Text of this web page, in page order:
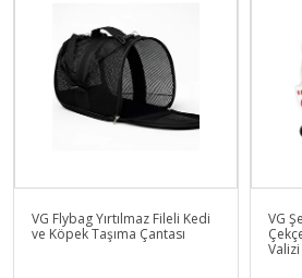
mağazası
gönderilecektir
Stüdyo çekimlerinde renkler ışık
dolayı değişiklik gösterebilir.
Tüm Özellikleri Gör
VG Flybag Yırtılmaz Fileli Kedi
ve Köpek Taşıma Çantası
VG